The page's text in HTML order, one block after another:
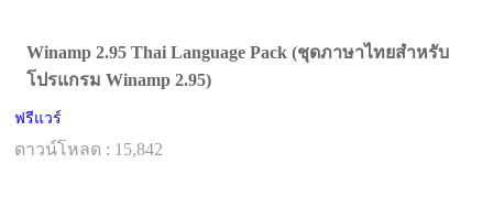
Winamp 2.95 Thai Language Pack (ชุดภาษาไทยสำหรับ
โปรแกรม Winamp 2.95)
ฟรีแวร์
ดาวน์โหลด : 15,842